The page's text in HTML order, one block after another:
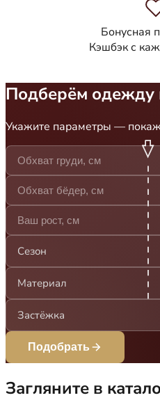
Бонусная
Кэшбэк с
Подберём
Укажите параметры —
Сезон
Материал
Застёжка
Подобрать
Загляните в